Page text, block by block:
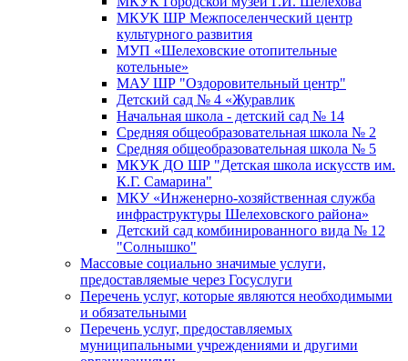
МКУК ШР Межпоселенческий центр
культурного развития
МУП «Шелеховские отопительные
котельные»
МАУ ШР "Оздоровительный центр"
Детский сад № 4 «Журавлик
Начальная школа - детский сад № 14
Средняя общеобразовательная школа № 2
Средняя общеобразовательная школа № 5
МКУК ДО ШР "Детская школа искусств им.
К.Г. Самарина"
МКУ «Инженерно-хозяйственная служба
инфраструктуры Шелеховского района»
Детский сад комбинированного вида № 12
"Солнышко"
Массовые социально значимые услуги,
предоставляемые через Госуслуги
Перечень услуг, которые являются необходимыми
и обязательными
Перечень услуг, предоставляемых
муниципальными учреждениями и другими